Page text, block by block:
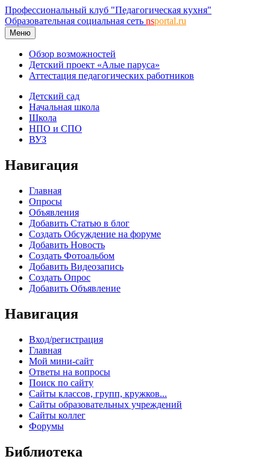
Профессиональный клуб "Педагогическая кухня"
Образовательная социальная сеть nsportal.ru
Меню
Обзор возможностей
Детский проект «Алые паруса»
Аттестация педагогических работников
Детский сад
Начальная школа
Школа
НПО и СПО
ВУЗ
Навигация
Главная
Опросы
Объявления
Добавить Статью в блог
Создать Обсуждение на форуме
Добавить Новость
Создать Фотоальбом
Добавить Видеозапись
Создать Опрос
Добавить Объявление
Навигация
Вход/регистрация
Главная
Мой мини-сайт
Ответы на вопросы
Поиск по сайту
Сайты классов, групп, кружков...
Сайты образовательных учреждений
Сайты коллег
Форумы
Библиотека